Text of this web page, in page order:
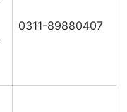
0311-89880407